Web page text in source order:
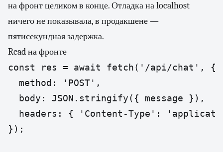
на фронт целиком в конце. Отладка на localhost
ничего не показывала, в продакшене —
пятисекундная задержка.
Read на фронте
const res = await fetch('/api/chat', {
  method: 'POST',
  body: JSON.stringify({ message }),
headers: { 'Content-Type':
});